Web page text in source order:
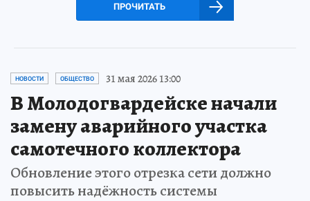
ПРОЧИТАТЬ
НОВОСТИ ОБЩЕСТВО 31 мая 2026 13:00
В Молодогвардейске начали
замену аварийного участка
самотечного коллектора
Обновление этого отрезка сети должно
повысить надёжность системы